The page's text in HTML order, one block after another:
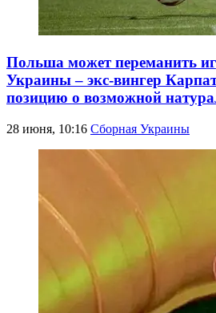
Польша может переманить
Украины – экс-вингер
позицию о возможной
28 июня, 10:16 Сборная Украины